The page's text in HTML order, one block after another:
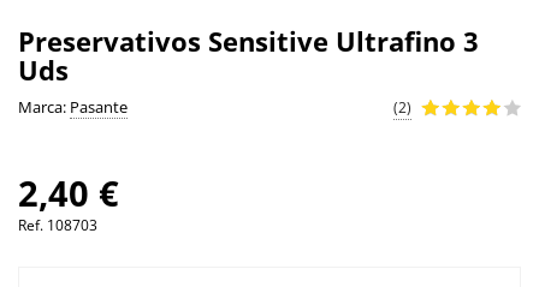
Preservativos Sensitive Ultrafino 3
Uds
Marca: Pasante (2)
2,40 €
Ref. 108703